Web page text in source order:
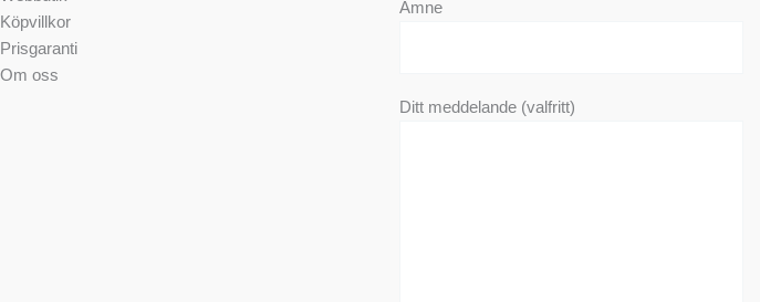
Köpvillkor
Prisgaranti
Om oss
Ämne
Ditt meddelande (valfritt)